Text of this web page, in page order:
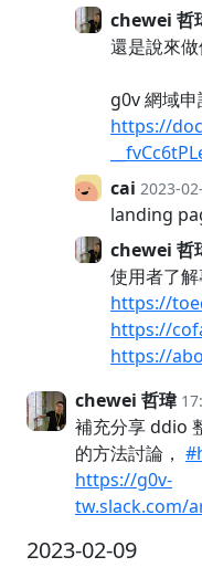
chewei 哲
還是說來
g0v 網域
https://
cai 2023-
landing
chewei 哲
使用者了
https://
https://
https://
chewei 哲瑋
補充分享 ddio
的方法討論，
https://g0v-
tw.slack.com/
2023-02-09